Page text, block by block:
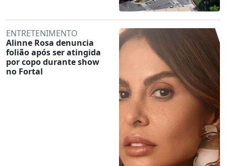
ENTRETENIMENTO
Alinne Rosa denuncia
folião após ser atingida
por copo durante show
no Fortal